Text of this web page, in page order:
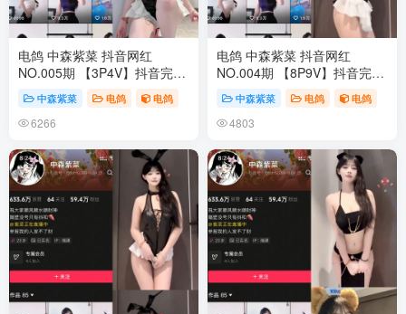
电鸽 中森紫菜 抖音网红
NO.005期 【3P4V】抖音完整
版合集
中森紫菜 电鸽 电鸽
6266
电鸽 中森紫菜 抖音网红
NO.004期 【8P9V】抖音完整
版合集
中森紫菜 电鸽 电鸽
4803